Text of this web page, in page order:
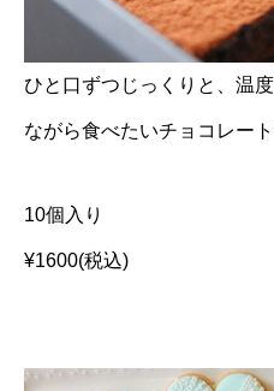
ひと口ずつじっくりと、温
ながら食べたいチョコレート
10個入り
¥1600(税込)